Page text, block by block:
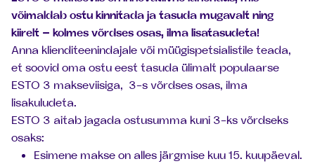
võimaldab ostu kinnitada ja tasuda mugavalt ning
kiirelt – kolmes võrdses osas, ilma lisatasudeta!
Anna klienditeenindajale või müügispetsialistile teada,
et soovid oma ostu eest tasuda ülimalt populaarse
ESTO 3 makseviisiga, 3-s võrdses osas, ilma
lisakuludeta.
ESTO 3 aitab jagada ostusumma kuni 3-ks võrdseks
osaks:
Esimene makse on alles järgmise kuu 15. kuupäeval.